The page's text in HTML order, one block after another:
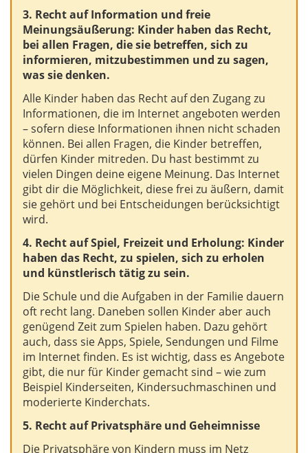
3. Recht auf Information und freie
Meinungsäußerung: Kinder haben das Recht,
bei allen Fragen, die sie betreffen, sich zu
informieren, mitzubestimmen und zu sagen,
was sie denken.
Alle Kinder haben das Recht auf den Zugang zu
Informationen, die im Internet angeboten werden
– sofern diese Informationen ihnen nicht schaden
können. Bei allen Fragen, die Kinder betreffen,
dürfen Kinder mitreden. Du hast bestimmt zu
vielen Dingen deine eigene Meinung. Das Internet
gibt dir die Möglichkeit, diese frei zu äußern, damit
sie gehört und bei Entscheidungen berücksichtigt
wird.
4. Recht auf Spiel, Freizeit und Erholung: Kinder
haben das Recht, zu spielen, sich zu erholen
und künstlerisch tätig zu sein.
Die Schule und die Aufgaben in der Familie dauern
oft recht lang. Daneben sollen Kinder aber auch
genügend Zeit zum Spielen haben. Dazu gehört
auch, dass sie Apps, Spiele, Sendungen und Filme
im Internet finden. Es ist wichtig, dass es Angebote
gibt, die nur für Kinder gemacht sind – wie zum
Beispiel Kinderseiten, Kindersuchmaschinen und
moderierte Kinderchats.
5. Recht auf Privatsphäre und Geheimnisse
Die Privatsphäre von Kindern muss im Netz